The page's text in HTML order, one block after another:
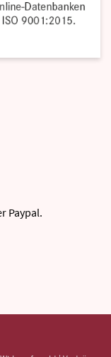
Paypal.